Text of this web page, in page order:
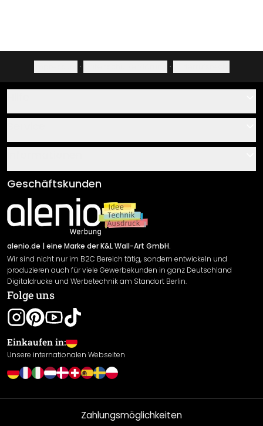
· ·
Über uns
Klebe- und Montageanleitungen
Newsletter An-/Abmeldung
Sendungsverfolgung
AGB
Impressum
Versand & Zahlung
Rücksendung
Widerrufsrecht
Datenschutzerklärung
Gewährleistung
Leistungserklärung / CE-Zeichen
Cookie Einstellungen
Geschäftskunden
alenio.de | eine Marke der K&L Wall-Art GmbH.
Wir sind nicht nur im B2C Bereich tätig, sondern entwickeln und
produzieren auch für viele Gewerbekunden in ganz Deutschland
Digitaldrucke und Werbetechnik am Standort Berlin.
Folge uns
Einkaufen in:
Unsere internationalen Webseiten
Zahlungsmöglichkeiten